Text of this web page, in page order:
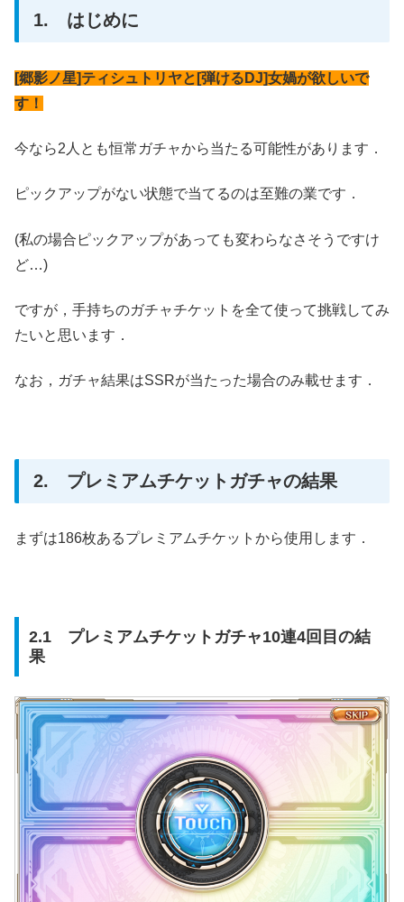
1. はじめに
[郷影ノ星]ティシュトリヤと[弾けるDJ]女媧が欲しいで
す！
今なら2人とも恒常ガチャから当たる可能性があります．
ピックアップがない状態で当てるのは至難の業です．
(私の場合ピックアップがあっても変わらなさそうですけ
ど…)
ですが，手持ちのガチャチケットを全て使って挑戦してみ
たいと思います．
なお，ガチャ結果はSSRが当たった場合のみ載せます．
2. プレミアムチケットガチャの結果
まずは186枚あるプレミアムチケットから使用します．
2.1 プレミアムチケットガチャ10連4回目の結
果